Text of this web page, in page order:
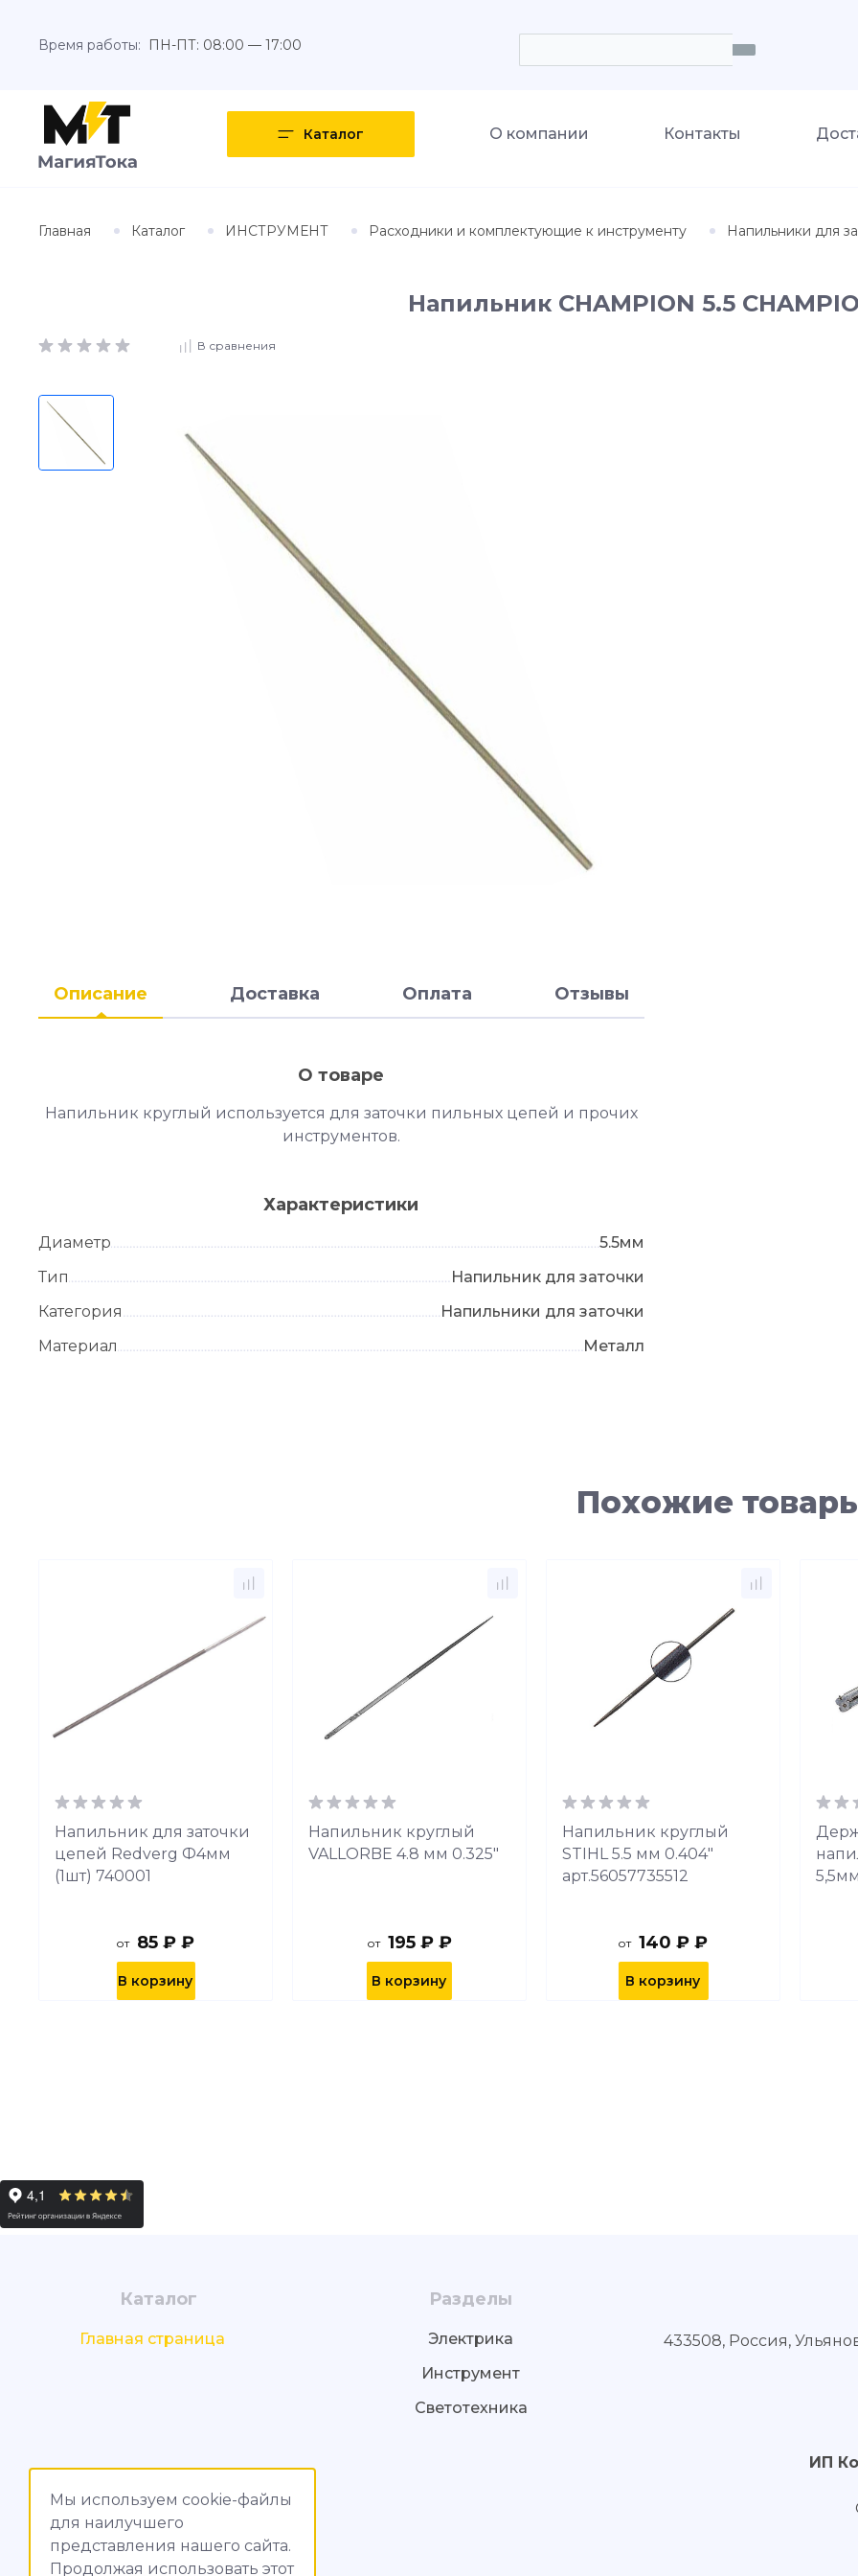
Время работы: ПН-ПТ: 08:00 — 17:00
Каталог О компании Контакты
Главная Каталог ИНСТРУМЕНТ Расходники и комплектующие к инструменту Напильники для
Мы используем cookie-файлы
для наилучшего
представления нашего сайта.
Продолжая использовать этот
Напильник CHAMPION 5.5
В сравнения
Описание Доставка Оплата Отзывы
О товаре
Напильник круглый используется для заточки пильных цепей и прочих
инструментов.
Характеристики
Диаметр
5.5мм
Тип
Напильник для заточки
Категория
Напильники для заточки
Материал
Металл
Похожие
Напильник для заточки
цепей Redverg Ф4мм
(1шт) 740001
от 85 ₽ ₽
В корзину
Напильник круглый
VALLORBE 4.8 мм 0.325"
от 195 ₽ ₽
В корзину
Напильник круглый
STIHL 5.5 мм 0.404"
арт.56057735512
от 140 ₽ ₽
В корзину
Каталог
Главная страница
Разделы
Электрика
Инструмент
Светотехника
433508, Россия,
ИП